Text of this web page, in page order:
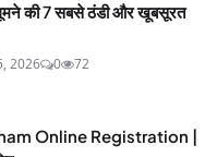
की 7 सबसे ठंडी और खूबसूरत
2026 0 72
Online Registration |